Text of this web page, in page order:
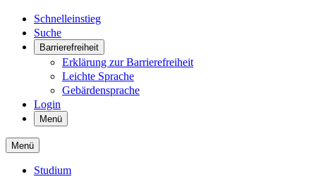
Schnelleinstieg
Suche
Barrierefreiheit
Erklärung zur Barrierefreiheit
Leichte Sprache
Gebärdensprache
Login
Menü
Menü
Studium